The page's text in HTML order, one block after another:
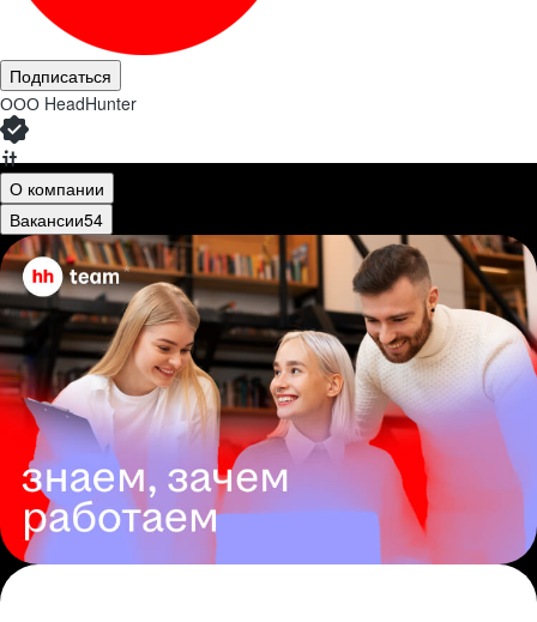
Подписаться
ООО HeadHunter
О компании
Вакансии54